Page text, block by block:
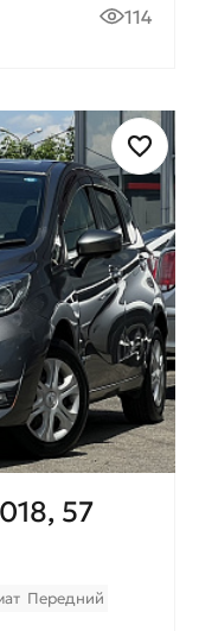
114
57
Передний